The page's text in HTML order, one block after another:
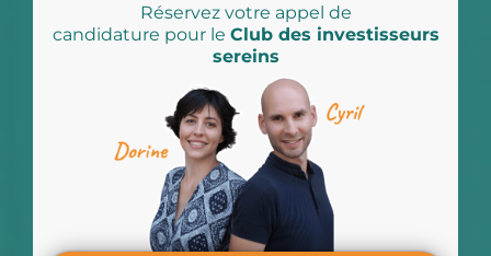
Réservez votre appel de
candidature pour le Club des investisseurs
sereins